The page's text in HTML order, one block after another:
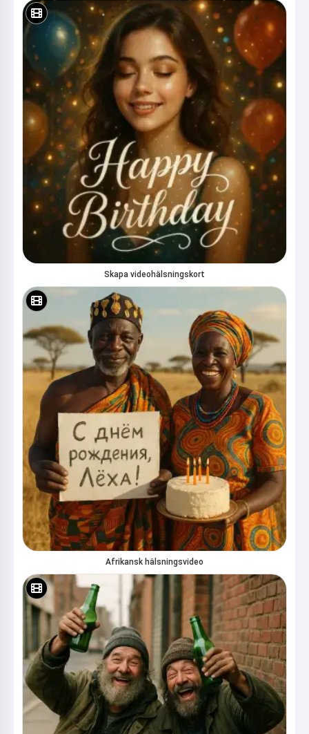
Skapa videohälsningskort
Afrikansk hälsningsvideo
Hej! Jag är Storiko 👋
Jag berättar magiska
godnattsagor för dina barn 🌟
Läs en saga
Genom att börja använda tjänsten accepterar du:
Användarvillkor,Integritetspolicy ,Återbetalningspolicy